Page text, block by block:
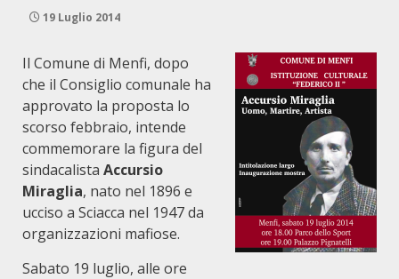
19 Luglio 2014
Il Comune di Menfi, dopo
che il Consiglio comunale ha
approvato la proposta lo
scorso febbraio, intende
commemorare la figura del
sindacalista Accursio
Miraglia, nato nel 1896 e
ucciso a Sciacca nel 1947 da
organizzazioni mafiose.
Sabato 19 luglio, alle ore